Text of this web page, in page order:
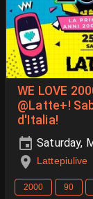
WE LOVE
@Latte+!
d'Italia!
Saturday,
Lattepiulive
2000 90